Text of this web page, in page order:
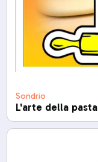
Sondrio
L'arte della pasta